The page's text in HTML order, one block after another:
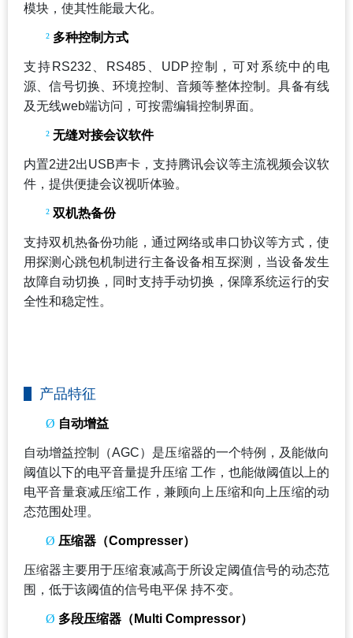
模块，使其性能最大化。
² 多种控制方式
支持RS232、RS485、UDP控制，可对系统中的电
源、信号切换、环境控制、音频等整体控制。具备有线
及无线web端访问，可按需编辑控制界面。
² 无缝对接会议软件
内置2进2出USB声卡，支持腾讯会议等主流视频会议软
件，提供便捷会议视听体验。
² 双机热备份
支持双机热备份功能，通过网络或串口协议等方式，使
用探测心跳包机制进行主备设备相互探测，当设备发生
故障自动切换，同时支持手动切换，保障系统运行的安
全性和稳定性。
产品特征
Ø 自动增益
自动增益控制（AGC）是压缩器的一个特例，及能做向
阈值以下的电平音量提升压缩 工作，也能做阈值以上的
电平音量衰减压缩工作，兼顾向上压缩和向上压缩的动
态范围处理。
Ø 压缩器（Compresser）
压缩器主要用于压缩衰减高于所设定阈值信号的动态范
围，低于该阈值的信号电平保 持不变。
Ø 多段压缩器（Multi Compressor）